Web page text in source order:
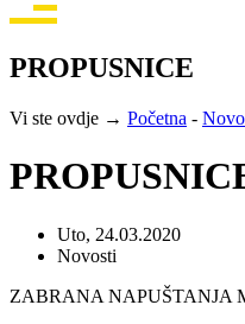
PROPUSNICE
Vi ste ovdje → Početna -
Uto, 24.03.2020
Novosti
ZABRANA NAPUŠTANJA